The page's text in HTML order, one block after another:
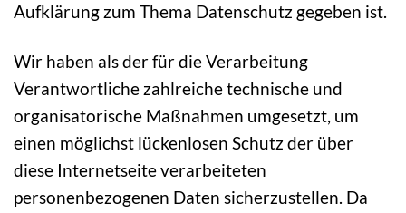
Aufklärung zum Thema Datenschutz gegeben ist.
Wir haben als der für die Verarbeitung
Verantwortliche zahlreiche technische und
organisatorische Maßnahmen umgesetzt, um
einen möglichst lückenlosen Schutz der über
diese Internetseite verarbeiteten
personenbezogenen Daten sicherzustellen. Da